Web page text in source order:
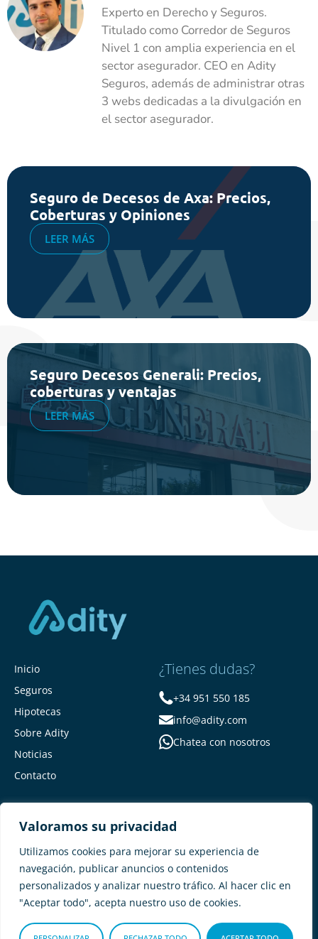
Valoramos su privacidad
Utilizamos cookies para mejorar su experiencia de
navegación, publicar anuncios o contenidos
personalizados y analizar nuestro tráfico. Al hacer clic en
"Aceptar todo", acepta nuestro uso de cookies.
Experto en Derecho y Seguros.
Titulado como Corredor de Seguros
Nivel 1 con amplia experiencia en el
sector asegurador. CEO en Adity
Seguros, además de administrar otras
3 webs dedicadas a la divulgación en
el sector asegurador.
Seguro de Decesos de Axa: Precios,
Coberturas y Opiniones
LEER MÁS
Seguro Decesos Generali: Precios,
coberturas y ventajas
LEER MÁS
Inicio
Seguros
Hipotecas
Sobre Adity
Noticias
Contacto
¿Tienes dudas?
+34 951 550 185
info@adity.com
Chatea con nosotros
Adity Seguros – Mapa del Sitio –